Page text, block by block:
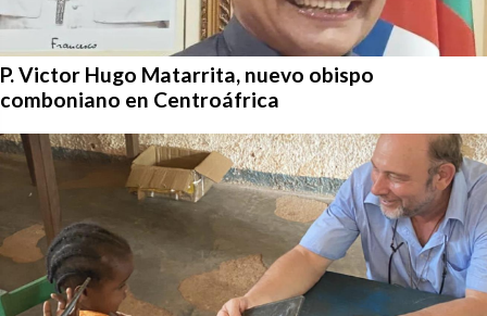
P. Victor Hugo Matarrita, nuevo obispo
comboniano en Centroáfrica